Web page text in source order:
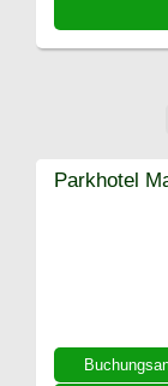
Parkhotel